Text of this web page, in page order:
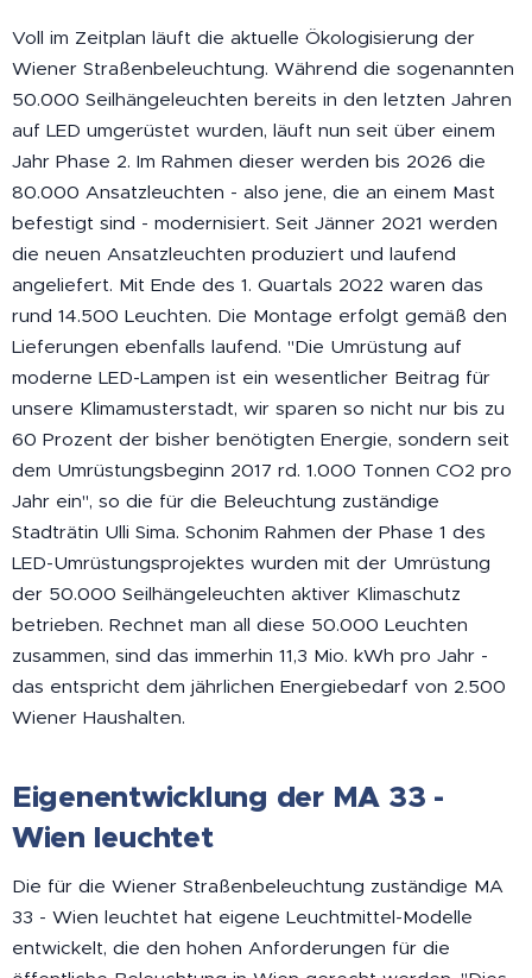
Voll im Zeitplan läuft die aktuelle Ökologisierung der
Wiener Straßenbeleuchtung. Während die sogenannten
50.000 Seilhängeleuchten bereits in den letzten Jahren
auf LED umgerüstet wurden, läuft nun seit über einem
Jahr Phase 2. Im Rahmen dieser werden bis 2026 die
80.000 Ansatzleuchten - also jene, die an einem Mast
befestigt sind - modernisiert. Seit Jänner 2021 werden
die neuen Ansatzleuchten produziert und laufend
angeliefert. Mit Ende des 1. Quartals 2022 waren das
rund 14.500 Leuchten. Die Montage erfolgt gemäß den
Lieferungen ebenfalls laufend. "Die Umrüstung auf
moderne LED-Lampen ist ein wesentlicher Beitrag für
unsere Klimamusterstadt, wir sparen so nicht nur bis zu
60 Prozent der bisher benötigten Energie, sondern seit
dem Umrüstungsbeginn 2017 rd. 1.000 Tonnen CO2 pro
Jahr ein", so die für die Beleuchtung zuständige
Stadträtin Ulli Sima. Schonim Rahmen der Phase 1 des
LED-Umrüstungsprojektes wurden mit der Umrüstung
der 50.000 Seilhängeleuchten aktiver Klimaschutz
betrieben. Rechnet man all diese 50.000 Leuchten
zusammen, sind das immerhin 11,3 Mio. kWh pro Jahr -
das entspricht dem jährlichen Energiebedarf von 2.500
Wiener Haushalten.
Eigenentwicklung der MA 33 -
Wien leuchtet
Die für die Wiener Straßenbeleuchtung zuständige MA
33 - Wien leuchtet hat eigene Leuchtmittel-Modelle
entwickelt, die den hohen Anforderungen für die